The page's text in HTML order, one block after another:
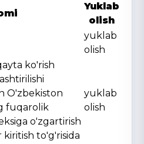
Yuklab
olish
yuklab
olish
ko'rish
O'zbekiston
fuqarolik
o'zgartirish
kiritish to'g'risida
yuklab
olish